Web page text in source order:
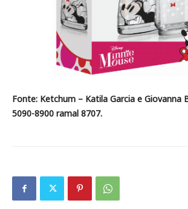
Fonte: Ketchum – Katila Garcia e Giovanna
5090-8900 ramal 8707.